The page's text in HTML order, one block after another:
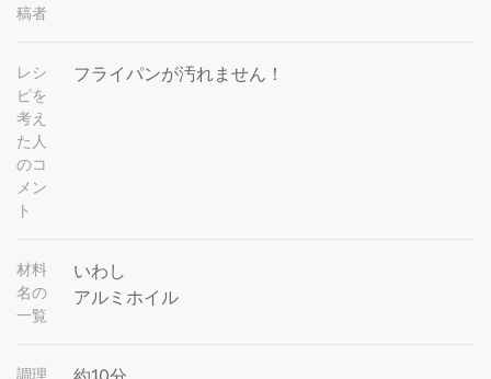
稿者
レシ
ピを
考え
た人
のコ
メン
ト
フライパンが汚れません！
材料
名の
一覧
いわし
アルミホイル
調理